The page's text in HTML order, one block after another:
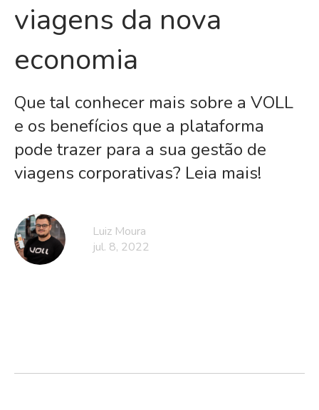
viagens da nova
economia
Que tal conhecer mais sobre a VOLL
e os benefícios que a plataforma
pode trazer para a sua gestão de
viagens corporativas? Leia mais!
Luiz Moura
jul. 8, 2022